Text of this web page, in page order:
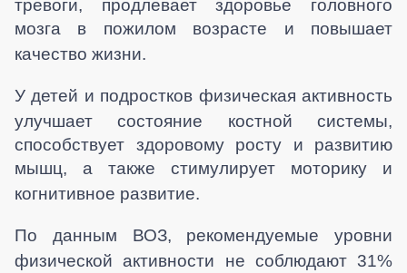
тревоги, продлевает здоровье головного
мозга в пожилом возрасте и повышает
качество жизни.
У детей и подростков физическая активность
улучшает состояние костной системы,
способствует здоровому росту и развитию
мышц, а также стимулирует моторику и
когнитивное развитие.
По данным ВОЗ, рекомендуемые уровни
физической активности не соблюдают 31%